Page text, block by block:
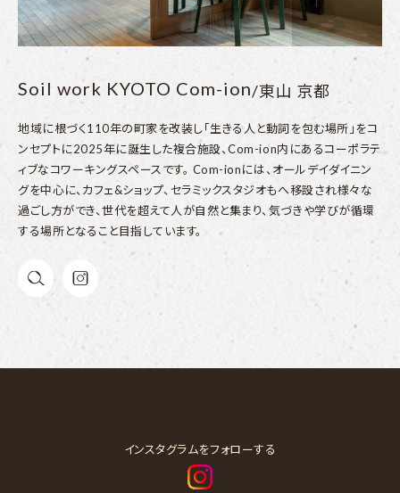
Soil work KYOTO Com-ion/東山 京都
地域に根づく110年の町家を改装し「生きる人と動詞を包む場所」をコ
ンセプトに2025年に誕生した複合施設、Com-ion内にあるコーポラテ
ィブなコワーキングスペースです。 Com-ionには、オールデイダイニン
グを中心に、カフェ&ショップ、セラミックスタジオもへ移設され様々な
過ごし方ができ、世代を超えて人が自然と集まり、気づきや学びが循環
する場所となること目指しています。
インスタグラムをフォローする